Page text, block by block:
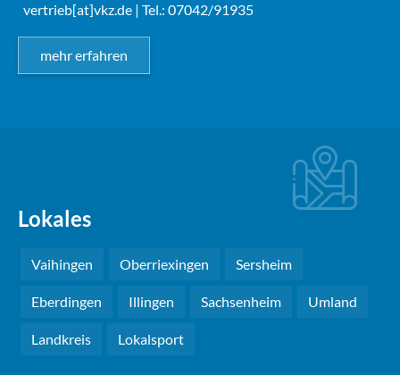
vertrieb[at]vkz.de | Tel.: 07042/91935
mehr erfahren
Lokales
Vaihingen Oberriexingen Sersheim
Eberdingen Illingen Sachsenheim Umland
Landkreis Lokalsport